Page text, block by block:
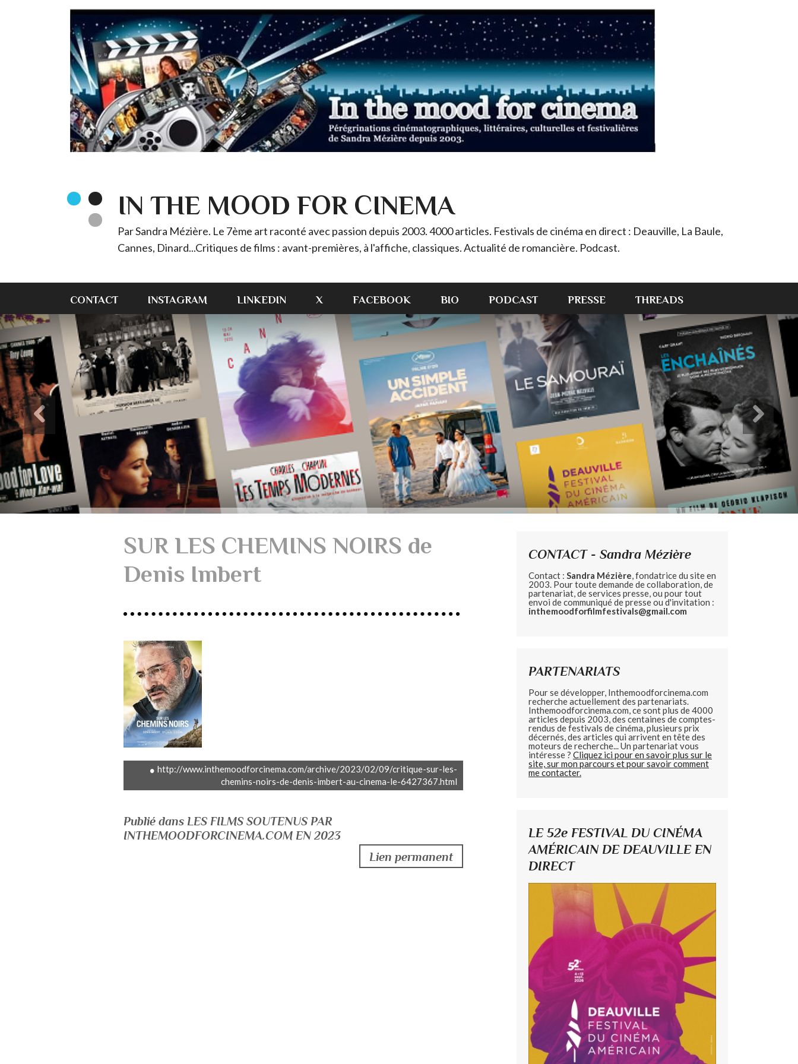
IN THE MOOD FOR CINEMA
Par Sandra Mézière. Le 7ème art raconté avec passion depuis 2003. 4000 articles. Festivals de cinéma en direct : Deauville, La Baule,
Cannes, Dinard...Critiques de films : avant-premières, à l'affiche, classiques. Actualité de romancière. Podcast.
CONTACT INSTAGRAM LINKEDIN X FACEBOOK BIO PODCAST PRESSE THREADS
SUR LES CHEMINS NOIRS de
Denis Imbert
http://www.inthemoodforcinema.com/archive/2023/02/09/critique-sur-les-
chemins-noirs-de-denis-imbert-au-cinema-le-6427367.html
Publié dans LES FILMS SOUTENUS PAR
INTHEMOODFORCINEMA.COM EN 2023
Lien permanent
CONTACT - Sandra Mézière
Contact : Sandra Mézière, fondatrice du site en
2003. Pour toute demande de collaboration, de
partenariat, de services presse, ou pour tout
envoi de communiqué de presse ou d'invitation :
inthemoodforfilmfestivals@gmail.com
PARTENARIATS
Pour se développer, Inthemoodforcinema.com
recherche actuellement des partenariats.
Inthemoodforcinema.com, ce sont plus de 4000
articles depuis 2003, des centaines de comptes-
rendus de festivals de cinéma, plusieurs prix
décernés, des articles qui arrivent en tête des
moteurs de recherche... Un partenariat vous
intéresse ? Cliquez ici pour en savoir plus sur le
site, sur mon parcours et pour savoir comment
me contacter.
LE 52e FESTIVAL DU CINÉMA
AMÉRICAIN DE DEAUVILLE EN
DIRECT